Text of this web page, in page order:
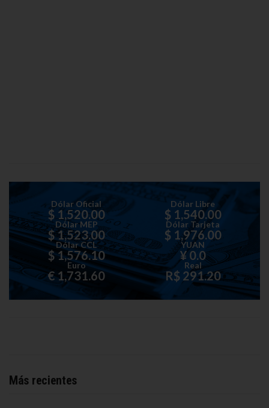
Dólar Oficial
$ 1,520.00
Dólar Libre
$ 1,540.00
Dólar MEP
$ 1,523.00
Dólar Tarjeta
$ 1,976.00
Dólar CCL
$ 1,576.10
YUAN
¥ 0.0
Euro
€ 1,731.60
Real
R$ 291.20
Más recientes